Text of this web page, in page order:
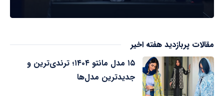
مقالات پربازدید هفته اخیر
۱۵ مدل مانتو ۱۴۰۴؛ ترندی‌ترین و
جدیدترین مدل‌ها